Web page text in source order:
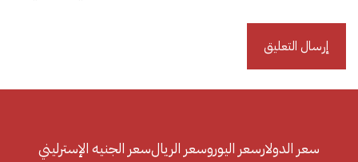
سعر الدولارسعر اليوروسعر الريالسعر الجنيه الإسترليني